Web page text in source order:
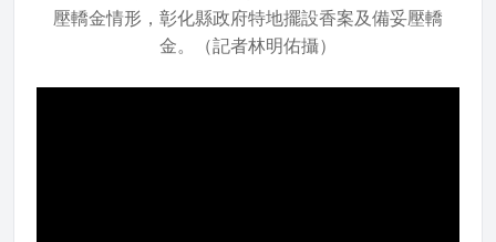
壓轎金情形，彰化縣政府特地擺設香案及備妥壓轎
金。（記者林明佑攝）